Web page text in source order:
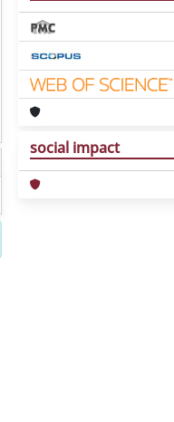
social impact